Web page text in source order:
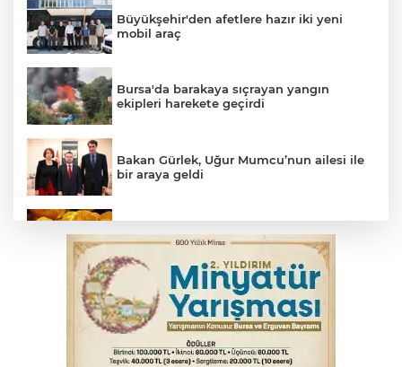
Büyükşehir'den afetlere hazır iki yeni
mobil araç
Bursa'da barakaya sıçrayan yangın
ekipleri harekete geçirdi
Bakan Gürlek, Uğur Mumcu’nun ailesi ile
bir araya geldi
Serbest piyasada altın fiyatları...
Yargıtay’dan primle çalışanlara müjde